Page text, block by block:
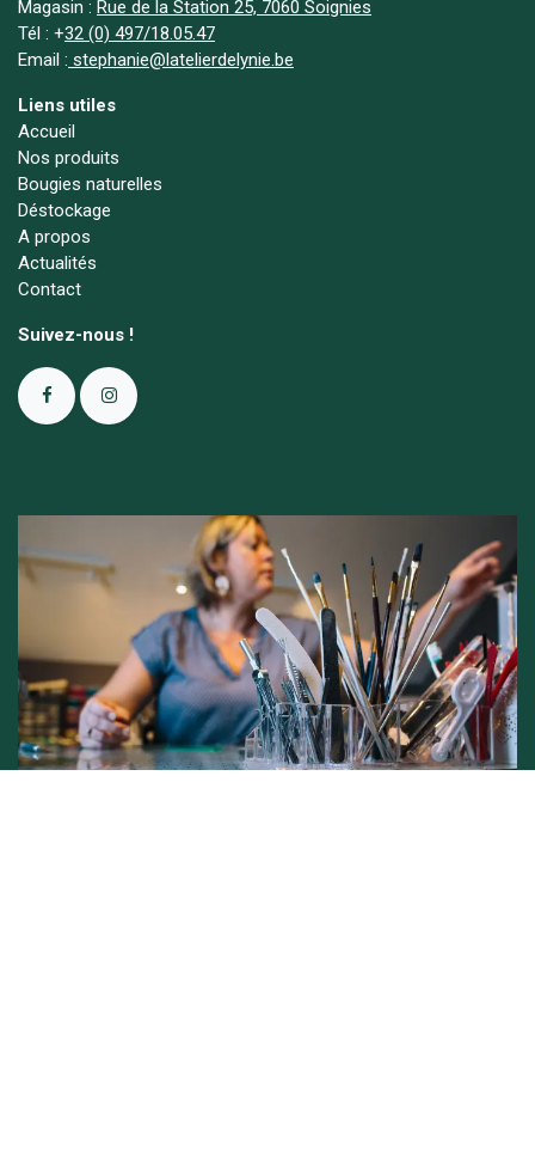
Magasin : Rue de la Station 25, 7060 Soignies
Tél : +32 (0) 497/18.05.47
Email : stephanie@latelierdelynie.be
Liens utiles
Accueil
Nos produits
Bougies naturelles
Déstockage
A propos
Actualités
Contact
Suivez-nous !